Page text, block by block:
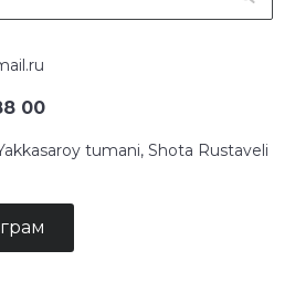
00
tumani, Shota Rustaveli